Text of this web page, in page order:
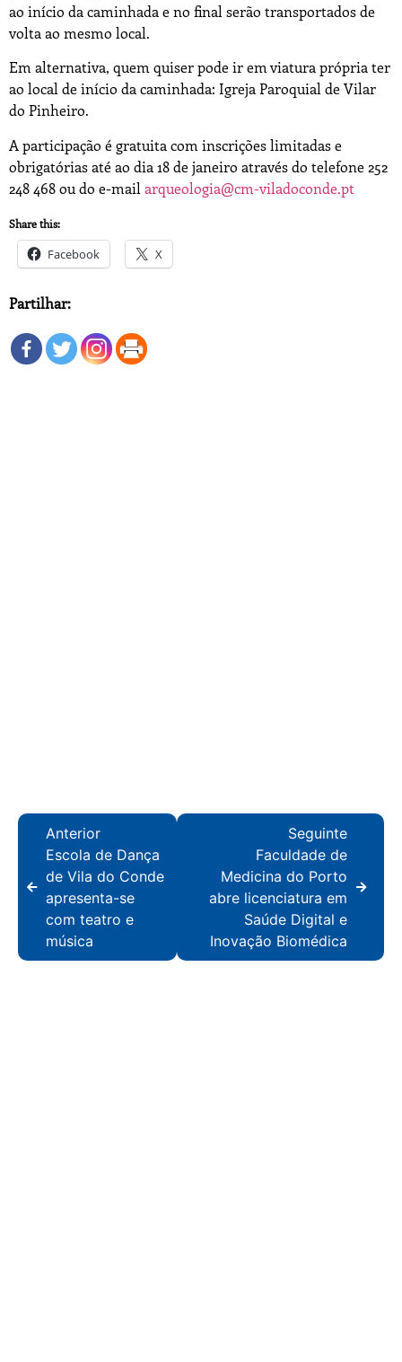
ao início da caminhada e no final serão transportados de
volta ao mesmo local.
Em alternativa, quem quiser pode ir em viatura própria ter
ao local de início da caminhada: Igreja Paroquial de Vilar
do Pinheiro.
A participação é gratuita com inscrições limitadas e
obrigatórias até ao dia 18 de janeiro através do telefone 252
248 468 ou do e-mail arqueologia@cm-viladoconde.pt
Share this:
Facebook X
Partilhar:
Anterior
Escola de Dança
de Vila do Conde
apresenta-se
com teatro e
música
Seguinte
Faculdade de
Medicina do Porto
abre licenciatura em
Saúde Digital e
Inovação Biomédica